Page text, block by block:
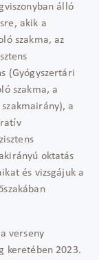
álló
akik a
szakma, az
(Gyógyszertári
szakma, a
a
oktatás
és vizsgájuk a
verseny
keretében 2023.